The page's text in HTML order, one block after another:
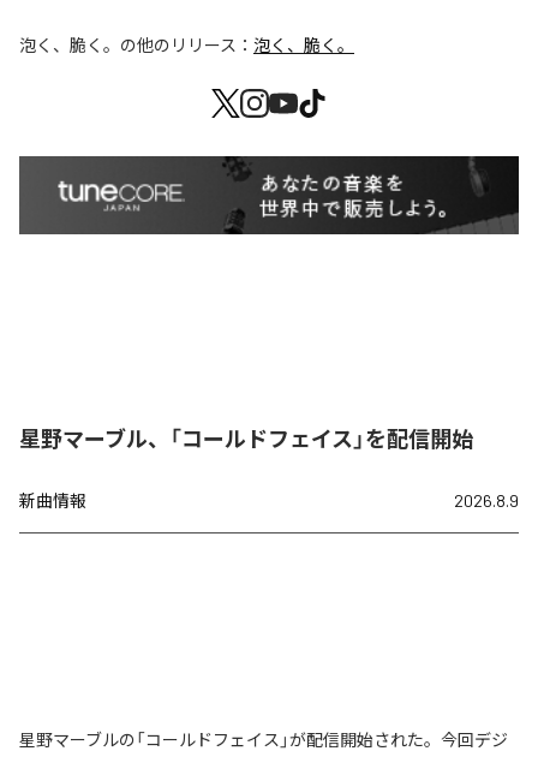
泡く、脆く。 の他のリリース： 泡く、脆く。
星野マーブル、「コールドフェイス」を配信開始
新曲情報 2026.8.9
星野マーブルの「コールドフェイス」が配信開始された。今回デジ